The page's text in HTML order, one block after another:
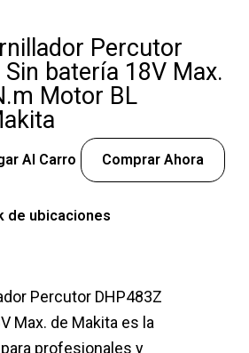
Percutor
batería 18V Max.
Motor BL
Al Carro Comprar Ahora
de ubicaciones
Percutor DHP483Z
Max. de Makita es la
profesionales y